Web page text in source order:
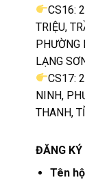
CS16:
TRIỆU,
PHƯỜNG
LẠNG
CS17:
NINH,
THANH,
ĐĂNG KÝ
Tên